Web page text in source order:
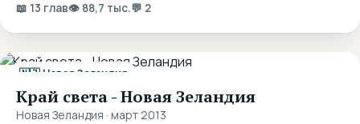
📖 13 глав👁 88,7 тыс.💬 2
🇳🇿 Новая Зеландия
Край света - Новая Зеландия
Новая Зеландия · март 2013